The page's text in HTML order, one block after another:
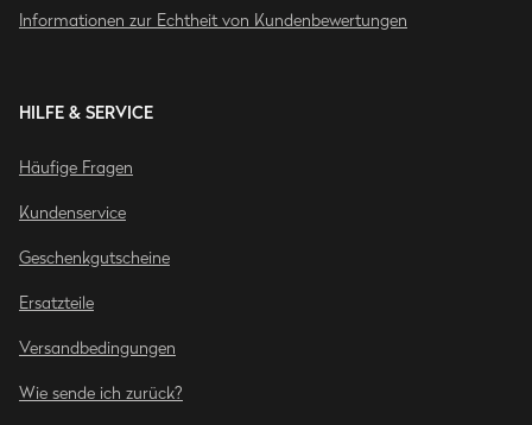
Informationen zur Echtheit von Kundenbewertungen
HILFE & SERVICE
Häufige Fragen
Kundenservice
Geschenkgutscheine
Ersatzteile
Versandbedingungen
Wie sende ich zurück?